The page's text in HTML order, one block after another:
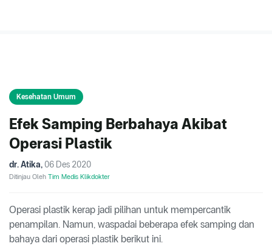
Kesehatan Umum
Efek Samping Berbahaya Akibat
Operasi Plastik
dr. Atika, 06 Des 2020
Ditinjau Oleh Tim Medis Klikdokter
Operasi plastik kerap jadi pilihan untuk mempercantik
penampilan. Namun, waspadai beberapa efek samping dan
bahaya dari operasi plastik berikut ini.